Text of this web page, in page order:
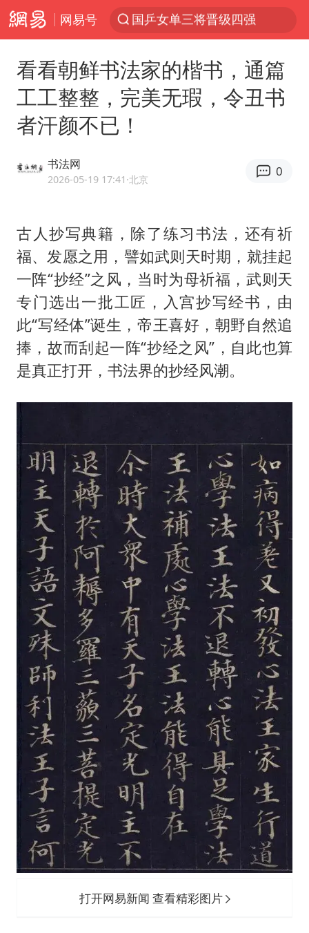
网易号
马克·艾伦退出斯诺克中国公开赛
微信又有新功能，你可以“撤回”你的撤回了！
上四休三，但降薪1000元，你接受吗？
黄金牛市回来了吗
杭州全市有序停课
商场现钱学森巨幅海报 负责人回应
36岁男演员成景区NPC后人气爆棚
“不怕六爷挂得多 就怕六爷挂一颗”
全民健身事业高质量发展
《欢迎来龙餐馆》口碑
乐享全民健身 共筑健康中国
看看朝鲜书法家的楷书，通篇
工工整整，完美无瑕，令丑书
者汗颜不已！
书法网
2026-05-19 17:41 ·北京
0
古人抄写典籍，除了练习书法，还有祈
福、发愿之用，譬如武则天时期，就挂起
一阵“抄经”之风，当时为母祈福，武则天
专门选出一批工匠，入宫抄写经书，由
此“写经体”诞生，帝王喜好，朝野自然追
捧，故而刮起一阵“抄经之风”，自此也算
是真正打开，书法界的抄经风潮。
打开网易新闻 查看精彩图片